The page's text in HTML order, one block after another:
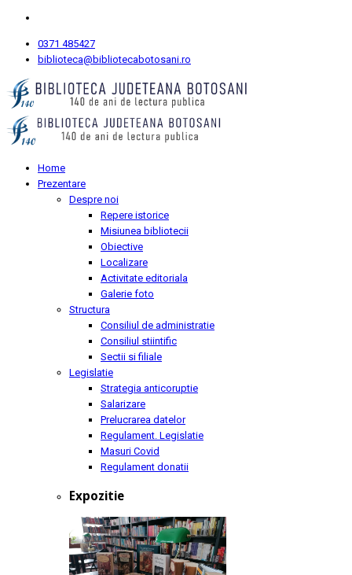
0371 485427
biblioteca@bibliotecabotosani.ro
Home
Prezentare
Despre noi
Repere istorice
Misiunea bibliotecii
Obiective
Localizare
Activitate editoriala
Galerie foto
Structura
Consiliul de administratie
Consiliul stiintific
Sectii si filiale
Legislatie
Strategia anticoruptie
Salarizare
Prelucrarea datelor
Regulament. Legislatie
Masuri Covid
Regulament donatii
Expozitie